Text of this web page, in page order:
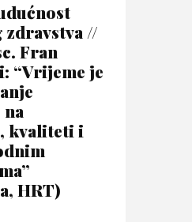
//
Fran
“Vrijeme je
kvaliteti i
HRT)